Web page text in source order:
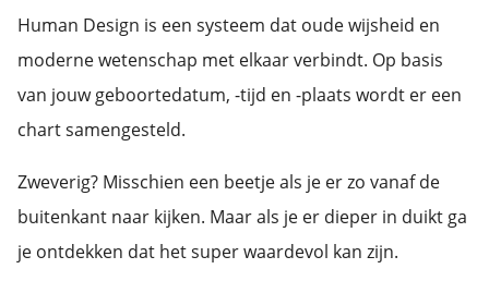
Human Design is een systeem dat oude wijsheid en
moderne wetenschap met elkaar verbindt. Op basis
van jouw geboortedatum, -tijd en -plaats wordt er een
chart samengesteld.
Zweverig? Misschien een beetje als je er zo vanaf de
buitenkant naar kijken. Maar als je er dieper in duikt ga
je ontdekken dat het super waardevol kan zijn.